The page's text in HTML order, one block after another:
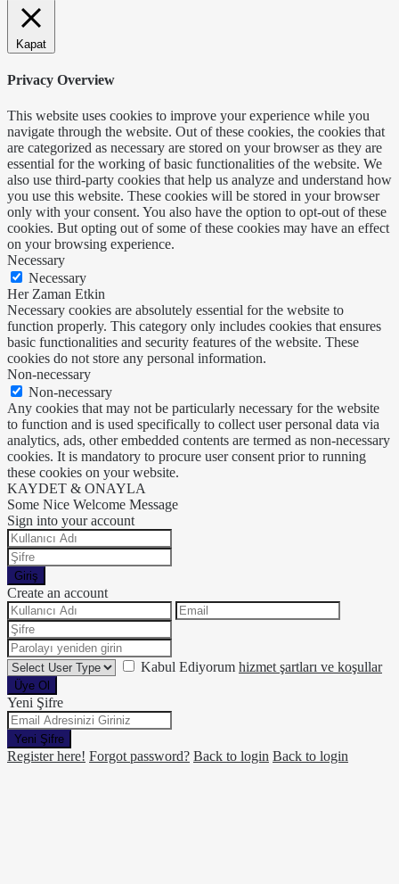
Kapat
Privacy Overview
This website uses cookies to improve your experience while you
navigate through the website. Out of these cookies, the cookies that
are categorized as necessary are stored on your browser as they are
essential for the working of basic functionalities of the website. We
also use third-party cookies that help us analyze and understand how
you use this website. These cookies will be stored in your browser
only with your consent. You also have the option to opt-out of these
cookies. But opting out of some of these cookies may have an effect
on your browsing experience.
Necessary
Necessary
Her Zaman Etkin
Necessary cookies are absolutely essential for the website to
function properly. This category only includes cookies that ensures
basic functionalities and security features of the website. These
cookies do not store any personal information.
Non-necessary
Non-necessary
Any cookies that may not be particularly necessary for the website
to function and is used specifically to collect user personal data via
analytics, ads, other embedded contents are termed as non-necessary
cookies. It is mandatory to procure user consent prior to running
these cookies on your website.
KAYDET & ONAYLA
Some Nice Welcome Message
Sign into your account
Giriş
Create an account
Kabul Ediyorum hizmet şartları ve koşullar
Üye Ol
Yeni Şifre
Yeni Şifre
Register here! Forgot password? Back to login Back to login